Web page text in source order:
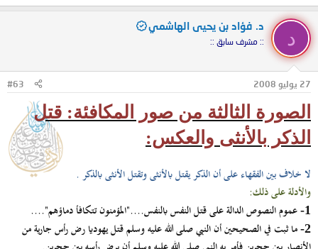
د
د. فؤاد بن يحيى الهاشمي
:: مشرف سابق ::
27 يوليو 2008 #63
الصورة الثالثة من صور المكافئة: قتل
الذكر بالأنثى والعكس:
لا خلاف بين الفقهاء على أن الذكر يقتل بالأنثى وتقتل الأنثى بالذكر .
والأدلة على ذلك:
1- عموم النصوص الدالة على قتل النفس بالنفس...."المؤمنون تتكافأ دماؤهم"....
2- ما ثبت في الصحيحين أن النبي صلى الله عليه وسلم قتل يهوديا رض رأس جارية من